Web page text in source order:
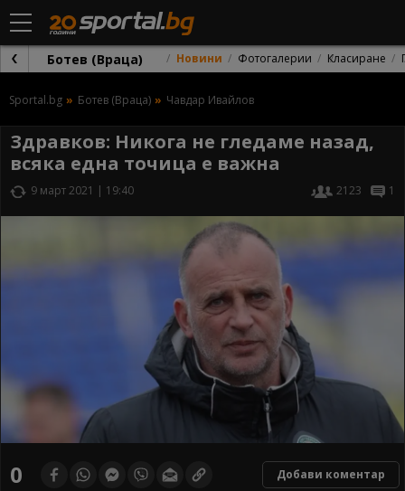
Ботев (Враца) Новини Фотогалерии Класиране
Sportal.bg Ботев (Враца) Чавдар Ивайлов
Здравков: Никога не гледаме назад,
всяка една точица е важна
9 март 2021 | 19:40 2123 1
0 Добави коментар